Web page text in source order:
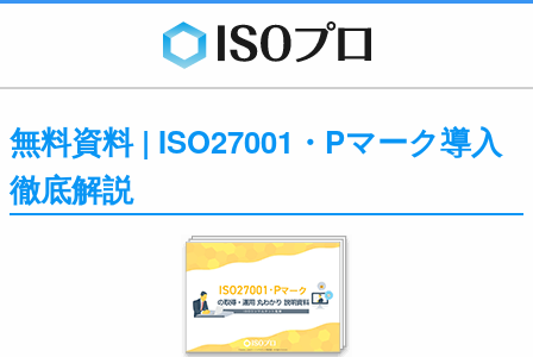
無料資料 | ISO27001・Pマーク導入
徹底解説